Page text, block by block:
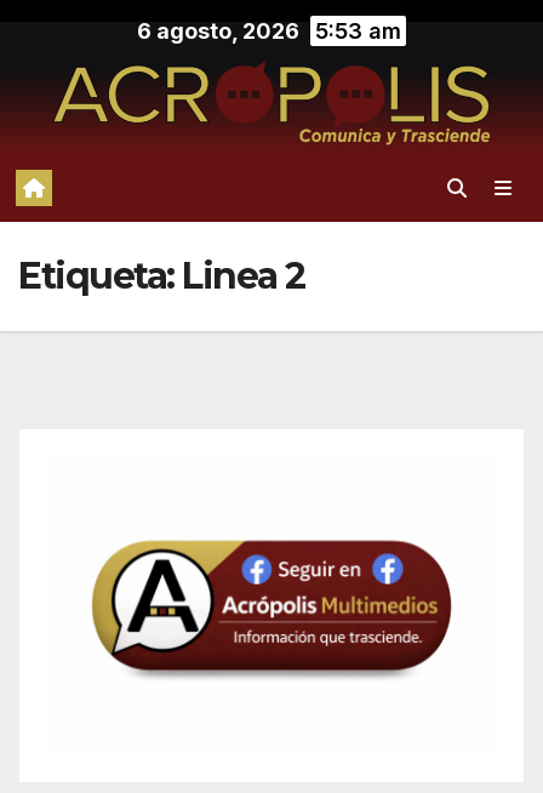
contenido
6 agosto, 2026 5:53 am
Etiqueta: Linea 2